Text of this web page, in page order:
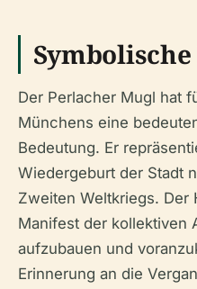
Der Perlacher Mugl hat
Münchens eine
Bedeutung. Er
Wiedergeburt der Stadt
Zweiten Weltkriegs. Der
Manifest der kollektiven
aufzubauen und
Erinnerung an die